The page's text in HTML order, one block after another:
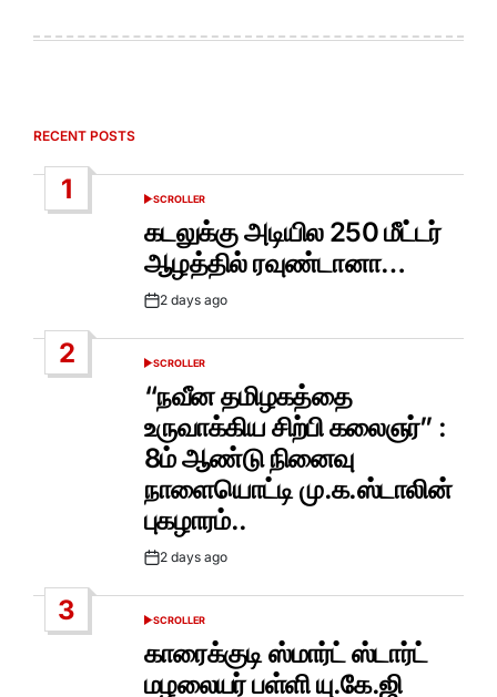
RECENT POSTS
1
POSTED
SCROLLER
கடலுக்கு அடியில 250 மீட்டர்
ஆழத்தில் ரவுண்டானா…
Post2 days ago
2
POSTED
IN
SCROLLER
“நவீன தமிழகத்தை
உருவாக்கிய சிற்பி கலைஞர்” :
8ம் ஆண்டு நினைவு
நாளையொட்டி மு.க.ஸ்டாலின்
புகழாரம்..
Post2 days ago
3
POSTED
SCROLLER
காரைக்குடி ஸ்மார்ட் ஸ்டார்ட்
மழலையர் பள்ளி யு.கே.ஜி